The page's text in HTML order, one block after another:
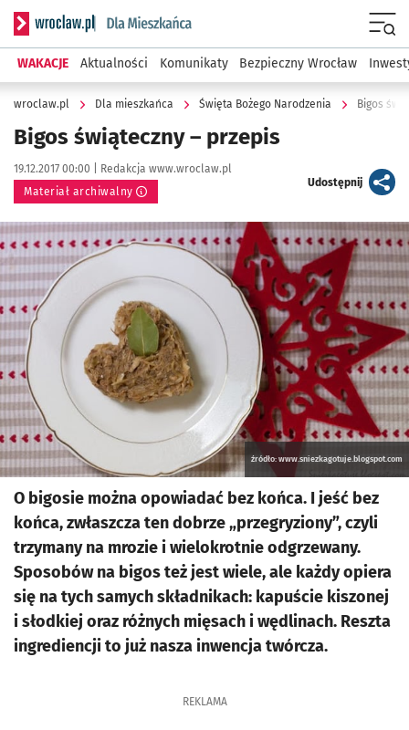
Serwis informacyjny wroclaw.pl podserwis: Dla mieszkańca
WAKACJE Aktualności Komunikaty Bezpieczny Wrocław
wroclaw.pl Dla mieszkańca Święta Bożego Narodzenia Bigos
Bigos świąteczny – przepis
Data publikacji:
19.12.2017 00:00 | Autor:
Redakcja www.wroclaw.pl
Materiał archiwalny
Udostępnijartykuł
Kliknij, aby powiększyć
źródło: www.sniezkagotuje.blogspot.com
O bigosie można opowiadać bez końca. I jeść bez
końca, zwłaszcza ten dobrze „przegryziony”, czyli
trzymany na mrozie i wielokrotnie odgrzewany.
Sposobów na bigos też jest wiele, ale każdy opiera
się na tych samych składnikach: kapuście kiszonej
i słodkiej oraz różnych mięsach i wędlinach. Reszta
ingrediencji to już nasza inwencja twórcza.
REKLAMA